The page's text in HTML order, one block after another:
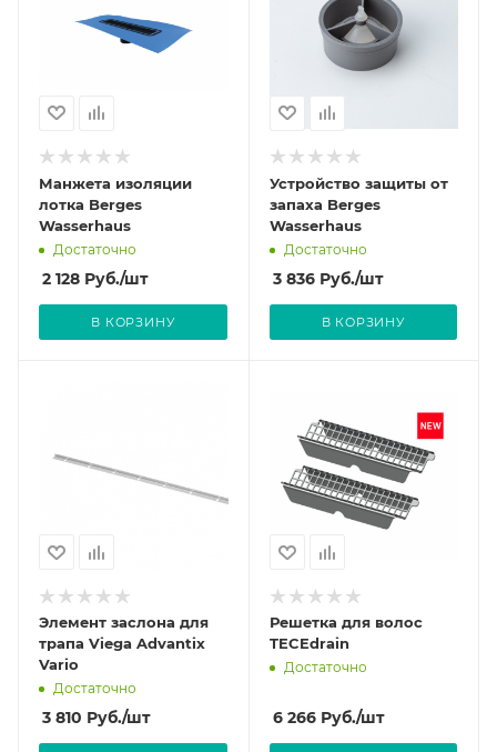
Манжета изоляции
лотка Berges
Wasserhaus
Достаточно
2 128 Руб./шт
В КОРЗИНУ
Устройство защиты от
запаха Berges
Wasserhaus
Достаточно
3 836Руб./шт
В КОРЗИНУ
Элемент заслона для
трапа Viega Advantix
Vario
Достаточно
3 810 Руб./шт
Решетка для волос
TECEdrain
Достаточно
6 266Руб./шт